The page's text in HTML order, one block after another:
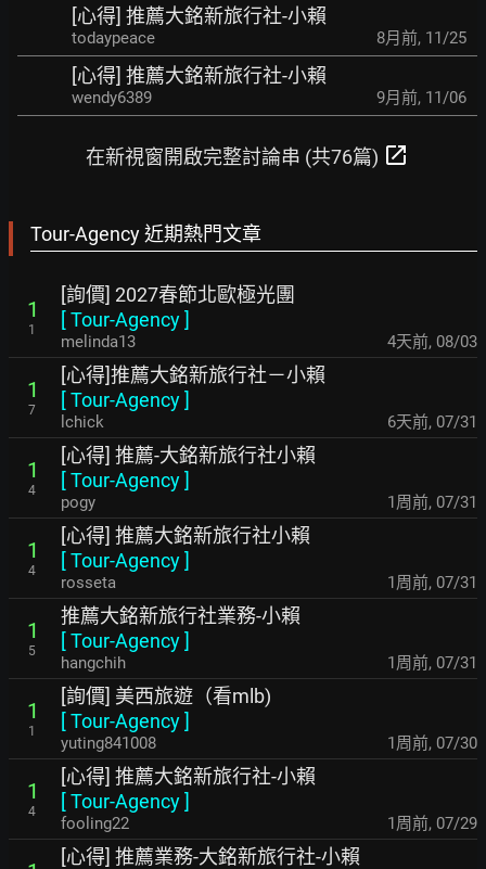
[心得] 推薦大銘新旅行社-小賴
todaypeace 8月前, 11/25
[心得] 推薦大銘新旅行社-小賴
wendy6389 9月前, 11/06
在新視窗開啟完整討論串 (共76篇) open_in_new
Tour-Agency 近期熱門文章
1
1
[詢價] 2027春節北歐極光團
[Tour-Agency]
melinda13 4天前, 08/03
1
7
[心得]推薦大銘新旅行社－小賴
[Tour-Agency]
lchick 6天前, 07/31
1
4
[心得] 推薦-大銘新旅行社小賴
[Tour-Agency]
pogy 1周前, 07/31
1
4
[心得] 推薦大銘新旅行社小賴
[Tour-Agency]
rosseta 1周前, 07/31
1
5
推薦大銘新旅行社業務-小賴
[Tour-Agency]
hangchih 1周前, 07/31
1
1
[詢價] 美西旅遊（看mlb)
[Tour-Agency]
yuting841008 1周前, 07/30
1
4
[心得] 推薦大銘新旅行社-小賴
[Tour-Agency]
fooling22 1周前, 07/29
[心得] 推薦業務-大銘新旅行社-小賴